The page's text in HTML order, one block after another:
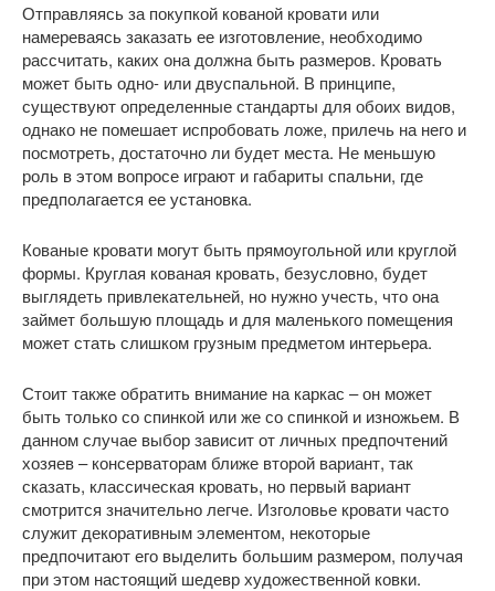
Отправляясь за покупкой кованой кровати или
намереваясь заказать ее изготовление, необходимо
рассчитать, каких она должна быть размеров. Кровать
может быть одно- или двуспальной. В принципе,
существуют определенные стандарты для обоих видов,
однако не помешает испробовать ложе, прилечь на него и
посмотреть, достаточно ли будет места. Не меньшую
роль в этом вопросе играют и габариты спальни, где
предполагается ее установка.
Кованые кровати могут быть прямоугольной или круглой
формы. Круглая кованая кровать, безусловно, будет
выглядеть привлекательней, но нужно учесть, что она
займет большую площадь и для маленького помещения
может стать слишком грузным предметом интерьера.
Стоит также обратить внимание на каркас – он может
быть только со спинкой или же со спинкой и изножьем. В
данном случае выбор зависит от личных предпочтений
хозяев – консерваторам ближе второй вариант, так
сказать, классическая кровать, но первый вариант
смотрится значительно легче. Изголовье кровати часто
служит декоративным элементом, некоторые
предпочитают его выделить большим размером, получая
при этом настоящий шедевр художественной ковки.